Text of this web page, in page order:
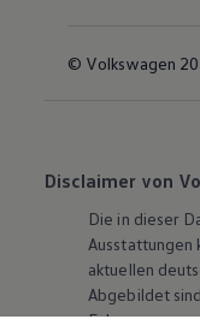
© Volkswagen
Disclaimer von
Die in dieser
Ausstattungen
aktuellen
Abgebildet
Fahrzeuge